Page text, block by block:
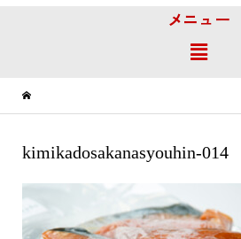
メニュー
kimikadosakanasyouhin-014